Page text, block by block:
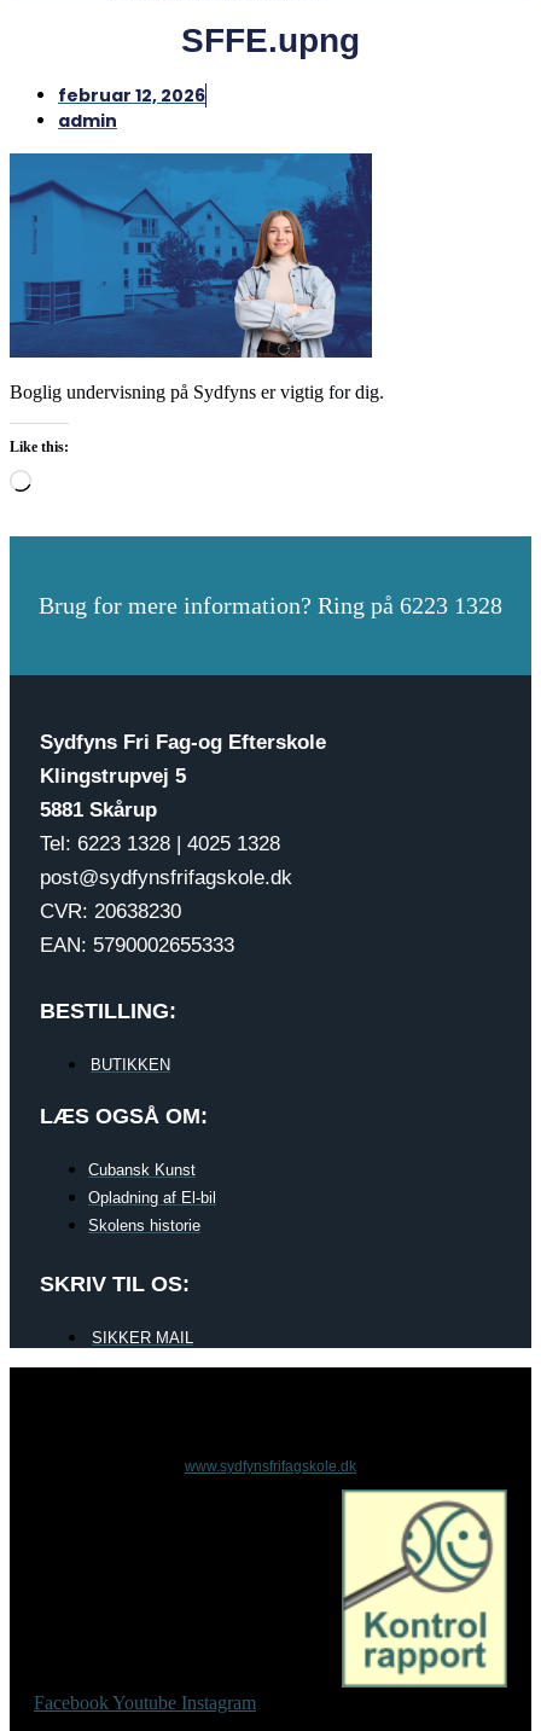
SFFE.upng
februar 12, 2026
admin
Boglig undervisning på Sydfyns er vigtig for dig.
Like this:
Loading…
Brug for mere information? Ring på 6223 1328
Sydfyns Fri Fag-og Efterskole
Klingstrupvej 5
5881 Skårup
Tel: 6223 1328 | 4025 1328
post@sydfynsfrifagskole.dk
CVR: 20638230
EAN: 5790002655333
BESTILLING:
BUTIKKEN
LÆS OGSÅ OM:
Cubansk Kunst
Opladning af El-bil
Skolens historie
SKRIV TIL OS:
SIKKER MAIL
www.sydfynsfrifagskole.dk
Facebook Youtube Instagram